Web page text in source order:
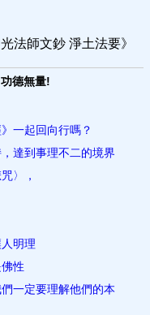
師文鈔 淨土法要》
德無量!
一起回向行嗎？
達到事理不二的境界
〉，
明理
性
一定要理解他們的本